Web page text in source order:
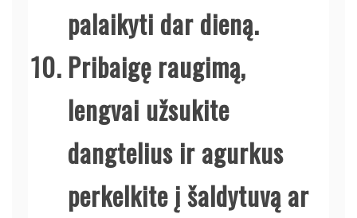
palaikyti dar dieną.
Pribaigę raugimą,
lengvai užsukite
dangtelius ir agurkus
perkelkite į šaldytuvą ar